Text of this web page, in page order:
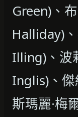
Green)、
Halliday)
Illing)、波
Inglis)、傑
斯瑪麗·梅